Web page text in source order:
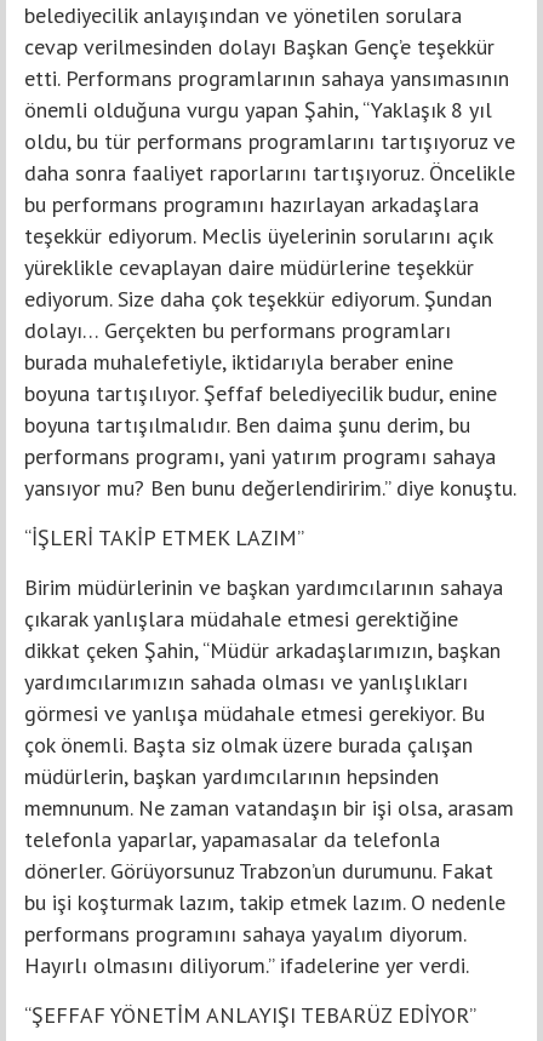
belediyecilik anlayışından ve yönetilen sorulara
cevap verilmesinden dolayı Başkan Genç’e teşekkür
etti. Performans programlarının sahaya yansımasının
önemli olduğuna vurgu yapan Şahin, “Yaklaşık 8 yıl
oldu, bu tür performans programlarını tartışıyoruz ve
daha sonra faaliyet raporlarını tartışıyoruz. Öncelikle
bu performans programını hazırlayan arkadaşlara
teşekkür ediyorum. Meclis üyelerinin sorularını açık
yüreklikle cevaplayan daire müdürlerine teşekkür
ediyorum. Size daha çok teşekkür ediyorum. Şundan
dolayı… Gerçekten bu performans programları
burada muhalefetiyle, iktidarıyla beraber enine
boyuna tartışılıyor. Şeffaf belediyecilik budur, enine
boyuna tartışılmalıdır. Ben daima şunu derim, bu
performans programı, yani yatırım programı sahaya
yansıyor mu? Ben bunu değerlendiririm.” diye konuştu.
“İŞLERİ TAKİP ETMEK LAZIM”
Birim müdürlerinin ve başkan yardımcılarının sahaya
çıkarak yanlışlara müdahale etmesi gerektiğine
dikkat çeken Şahin, “Müdür arkadaşlarımızın, başkan
yardımcılarımızın sahada olması ve yanlışlıkları
görmesi ve yanlışa müdahale etmesi gerekiyor. Bu
çok önemli. Başta siz olmak üzere burada çalışan
müdürlerin, başkan yardımcılarının hepsinden
memnunum. Ne zaman vatandaşın bir işi olsa, arasam
telefonla yaparlar, yapamasalar da telefonla
dönerler. Görüyorsunuz Trabzon’un durumunu. Fakat
bu işi koşturmak lazım, takip etmek lazım. O nedenle
performans programını sahaya yayalım diyorum.
Hayırlı olmasını diliyorum.” ifadelerine yer verdi.
“ŞEFFAF YÖNETİM ANLAYIŞI TEBARÜZ EDİYOR”